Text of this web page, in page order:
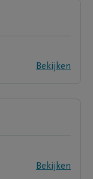
Bekijken
Bekijken